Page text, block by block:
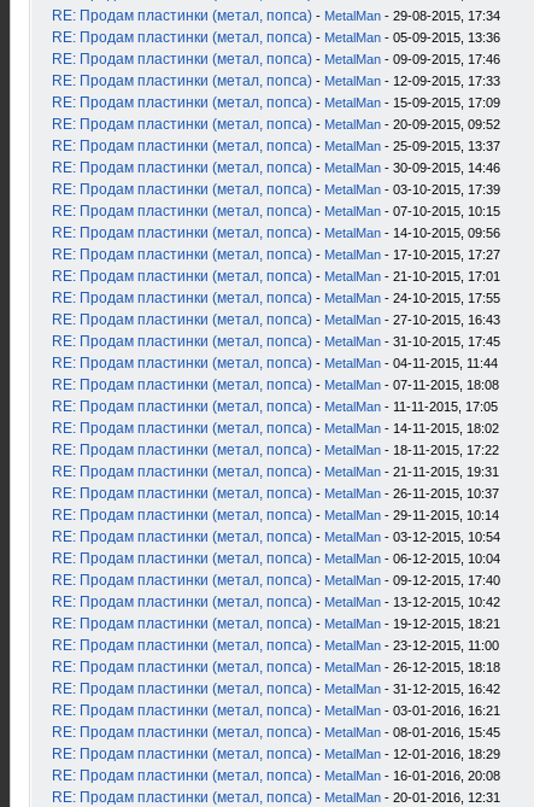
RE: Продам пластинки (метал, попса) - MetalMan - 29-08-2015, 17:34
RE: Продам пластинки (метал, попса) - MetalMan - 05-09-2015, 13:36
RE: Продам пластинки (метал, попса) - MetalMan - 09-09-2015, 17:46
RE: Продам пластинки (метал, попса) - MetalMan - 12-09-2015, 17:33
RE: Продам пластинки (метал, попса) - MetalMan - 15-09-2015, 17:09
RE: Продам пластинки (метал, попса) - MetalMan - 20-09-2015, 09:52
RE: Продам пластинки (метал, попса) - MetalMan - 25-09-2015, 13:37
RE: Продам пластинки (метал, попса) - MetalMan - 30-09-2015, 14:46
RE: Продам пластинки (метал, попса) - MetalMan - 03-10-2015, 17:39
RE: Продам пластинки (метал, попса) - MetalMan - 07-10-2015, 10:15
RE: Продам пластинки (метал, попса) - MetalMan - 14-10-2015, 09:56
RE: Продам пластинки (метал, попса) - MetalMan - 17-10-2015, 17:27
RE: Продам пластинки (метал, попса) - MetalMan - 21-10-2015, 17:01
RE: Продам пластинки (метал, попса) - MetalMan - 24-10-2015, 17:55
RE: Продам пластинки (метал, попса) - MetalMan - 27-10-2015, 16:43
RE: Продам пластинки (метал, попса) - MetalMan - 31-10-2015, 17:45
RE: Продам пластинки (метал, попса) - MetalMan - 04-11-2015, 11:44
RE: Продам пластинки (метал, попса) - MetalMan - 07-11-2015, 18:08
RE: Продам пластинки (метал, попса) - MetalMan - 11-11-2015, 17:05
RE: Продам пластинки (метал, попса) - MetalMan - 14-11-2015, 18:02
RE: Продам пластинки (метал, попса) - MetalMan - 18-11-2015, 17:22
RE: Продам пластинки (метал, попса) - MetalMan - 21-11-2015, 19:31
RE: Продам пластинки (метал, попса) - MetalMan - 26-11-2015, 10:37
RE: Продам пластинки (метал, попса) - MetalMan - 29-11-2015, 10:14
RE: Продам пластинки (метал, попса) - MetalMan - 03-12-2015, 10:54
RE: Продам пластинки (метал, попса) - MetalMan - 06-12-2015, 10:04
RE: Продам пластинки (метал, попса) - MetalMan - 09-12-2015, 17:40
RE: Продам пластинки (метал, попса) - MetalMan - 13-12-2015, 10:42
RE: Продам пластинки (метал, попса) - MetalMan - 19-12-2015, 18:21
RE: Продам пластинки (метал, попса) - MetalMan - 23-12-2015, 11:00
RE: Продам пластинки (метал, попса) - MetalMan - 26-12-2015, 18:18
RE: Продам пластинки (метал, попса) - MetalMan - 31-12-2015, 16:42
RE: Продам пластинки (метал, попса) - MetalMan - 03-01-2016, 16:21
RE: Продам пластинки (метал, попса) - MetalMan - 08-01-2016, 15:45
RE: Продам пластинки (метал, попса) - MetalMan - 12-01-2016, 18:29
RE: Продам пластинки (метал, попса) - MetalMan - 16-01-2016, 20:08
RE: Продам пластинки (метал, попса) - MetalMan - 20-01-2016, 12:31